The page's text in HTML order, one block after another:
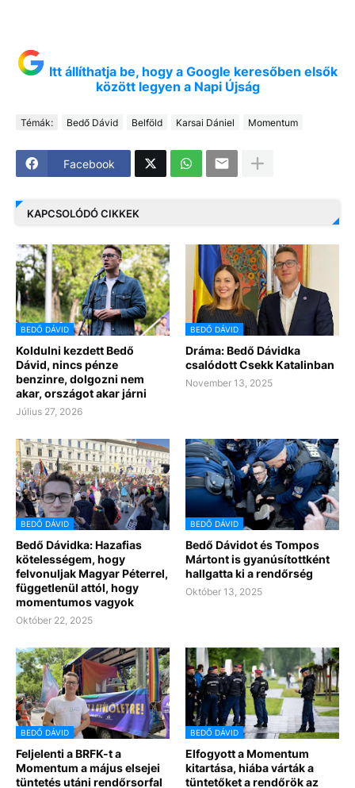
Itt állíthatja be, hogy a Google keresőben elsők
között legyen a Napi Újság
Témák: Bedő Dávid Belföld Karsai Dániel Momentum
Facebook
KAPCSOLÓDÓ CIKKEK
BEDŐ DÁVID
Koldulni kezdett Bedő
Dávid, nincs pénze
benzinre, dolgozni nem
akar, országot akar járni
Július 27, 2026
BEDŐ DÁVID
Dráma: Bedő Dávidka
csalódott Csekk Katalinban
November 13, 2025
BEDŐ DÁVID
Bedő Dávidka: Hazafias
kötelességem, hogy
felvonuljak Magyar Péterrel,
függetlenül attól, hogy
momentumos vagyok
Október 22, 2025
BEDŐ DÁVID
Bedő Dávidot és Tompos
Mártont is gyanúsítottként
hallgatta ki a rendőrség
Október 13, 2025
BEDŐ DÁVID
Feljelenti a BRFK-t a
Momentum a május elsejei
tüntetés utáni rendőrsorfal
BEDŐ DÁVID
Elfogyott a Momentum
kitartása, hiába várták a
tüntetőket a rendőrök az